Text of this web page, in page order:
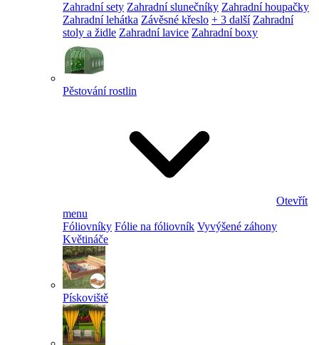
Zahradní sety Zahradní slunečníky Zahradní houpačky
Zahradní lehátka Závěsné křeslo + 3 další Zahradní
stoly a židle Zahradní lavice Zahradní boxy
Pěstování rostlin
Otevřít
menu
Fóliovníky Fólie na fóliovník Vyvýšené záhony
Květináče
Pískoviště